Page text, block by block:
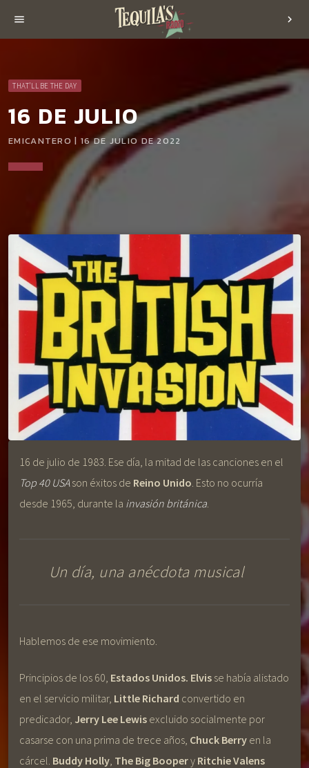
menu chevron_right
THAT'LL BE THE DAY
16 DE JULIO
EMICANTERO | 16 DE JULIO DE 2022
16 de julio de 1983. Ese día, la mitad de las canciones en el
Top 40 USAson éxitos de Reino Unido. Esto no ocurría
desde 1965, durante la invasión británica.
Un día, una anécdota musical
Hablemos de ese movimiento.
Principios de los 60, Estados Unidos. Elvis se había alistado
en el servicio militar, Little Richard convertido en
predicador, Jerry Lee Lewis excluido socialmente por
casarse con una prima de trece años, Chuck Berry en la
cárcel. Buddy Holly The Big Boopery Ritchie Valens